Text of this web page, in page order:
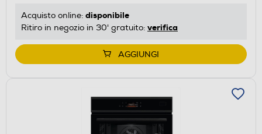
Acquisto online: disponibile
Ritiro in negozio in 30' gratuito: verifica
AGGIUNGI